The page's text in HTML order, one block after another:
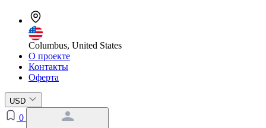
Columbus, United States
О проекте
Контакты
Оферта
USD
0